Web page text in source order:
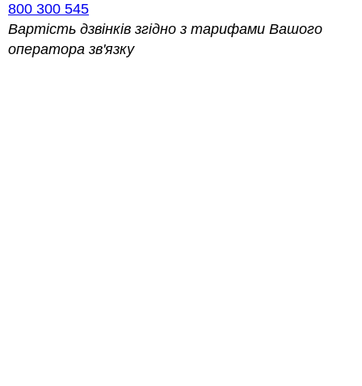
800 300 545
Вартість дзвінків згідно з тарифами Вашого
оператора зв'язку